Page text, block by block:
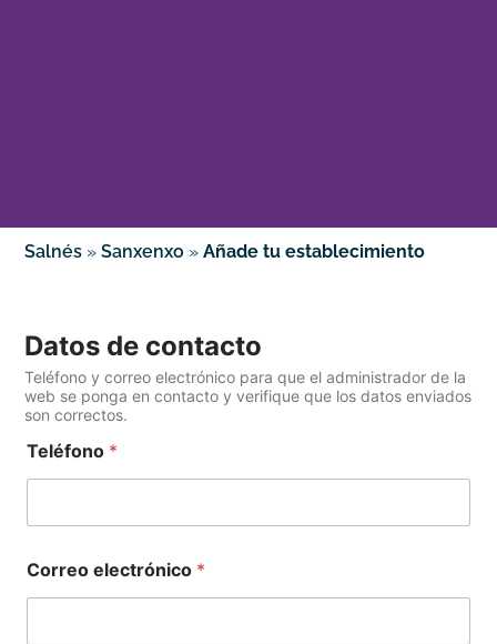
Salnés »Sanxenxo »Añade tu establecimiento
Datos de contacto
Teléfono y correo electrónico para que el administrador de la
web se ponga en contacto y verifique que los datos enviados
son correctos.
Teléfono *
Correo electrónico *